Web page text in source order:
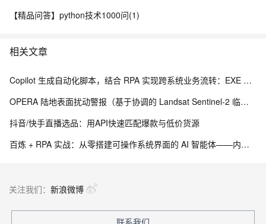
【精品问答】python技术1000问(1)
相关文章
Copilot 生成自动化脚本，结合 RPA 实现跨系统业务流转：EXE 打包与内网离线部署实践
OPERA 陆地表面扰动警报（基于协调的 Landsat Sentinel-2 临时产品，版本 0）
抖音/快手直播选品：用API快速匹配爆款与低价货源
百炼 + RPA 实战：从零搭建可操作系统界面的 AI 智能体——内网离线部署与 EXE 打包分发完整方案
关注我们： 新浪微博
联系我们